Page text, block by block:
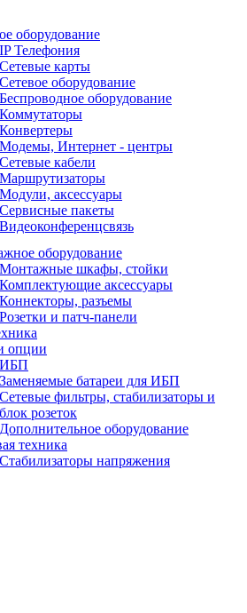
оборудование
IP Телефония
Сетевые карты
Сетевое оборудование
Беспроводное оборудование
Коммутаторы
Конвертеры
Модемы, Интернет - центры
Сетевые кабели
Маршрутизаторы
Модули, аксессуары
Сервисные пакеты
Видеоконференцсвязь
оборудование
Монтажные шкафы, стойки
Комплектующие аксессуары
Коннекторы, разъемы
Розетки и патч-панели
опции
ИБП
Заменяемые батареи для ИБП
Сетевые фильтры, стабилизаторы и
блок розеток
Дополнительное оборудование
техника
Стабилизаторы напряжения